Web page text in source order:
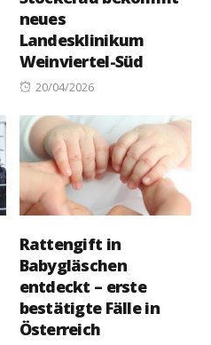
neues
Landesklinikum
Weinviertel-Süd
Posted
20/04/2026
Rattengift in
Babygläschen
entdeckt – erste
bestätigte Fälle in
Österreich